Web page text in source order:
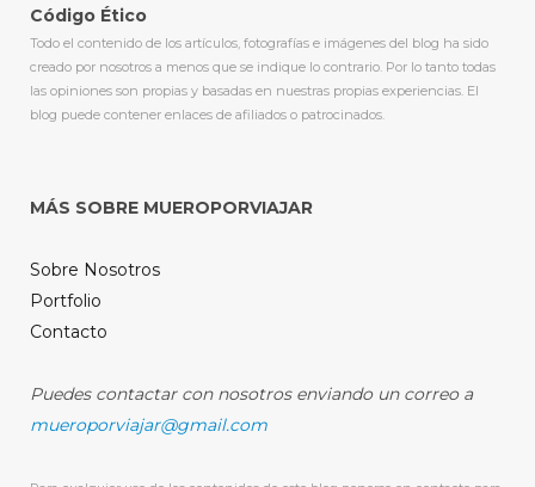
Código Ético
Todo el contenido de los artículos, fotografías e imágenes del blog ha sido
creado por nosotros a menos que se indique lo contrario. Por lo tanto todas
las opiniones son propias y basadas en nuestras propias experiencias. El
blog puede contener enlaces de afiliados o patrocinados.
MÁS SOBRE MUEROPORVIAJAR
Sobre Nosotros
Portfolio
Contacto
Puedes contactar con nosotros enviando un correo a
mueroporviajar@gmail.com